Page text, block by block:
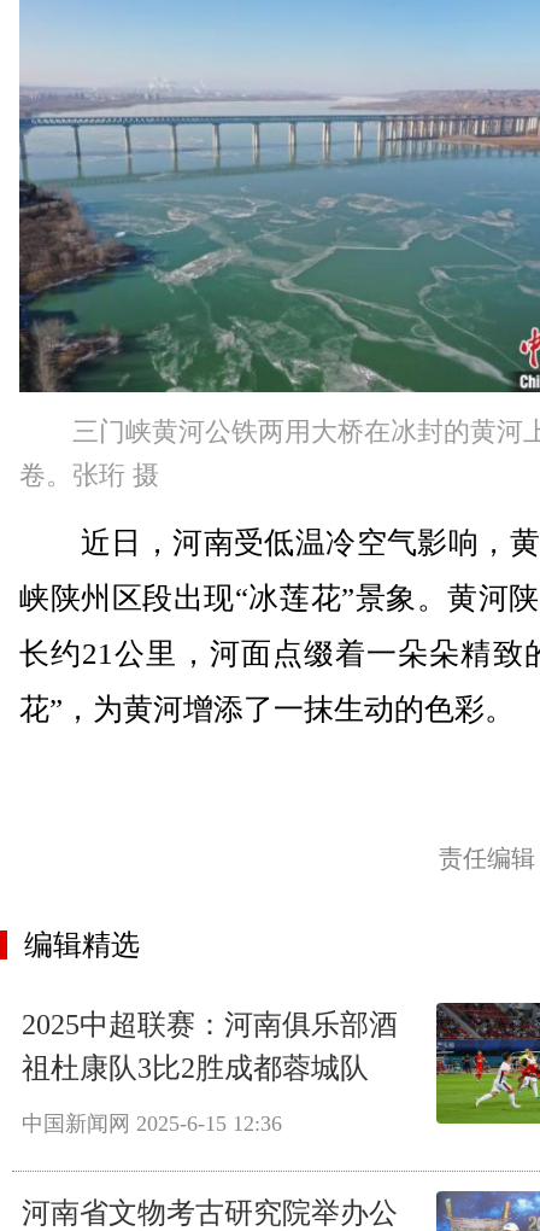
三门峡黄河公铁两用大桥在冰封的黄河
卷。张珩 摄
近日，河南受低温冷空气影响，
峡陕州区段出现“冰莲花”景象。黄河
长约21公里，河面点缀着一朵朵精致
花”，为黄河增添了一抹生动的色彩。
责任编
编辑精选
2025中超联赛：河南俱乐部酒
祖杜康队3比2胜成都蓉城队
中国新闻网 2025-6-15 12:36
河南省文物考古研究院举办公